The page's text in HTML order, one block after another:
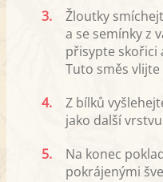
3.
Žloutky
a se semínky z
přisypte skořici
Tuto směs
4.
Z bílků
jako další
5.
Na konec
pokrájenými